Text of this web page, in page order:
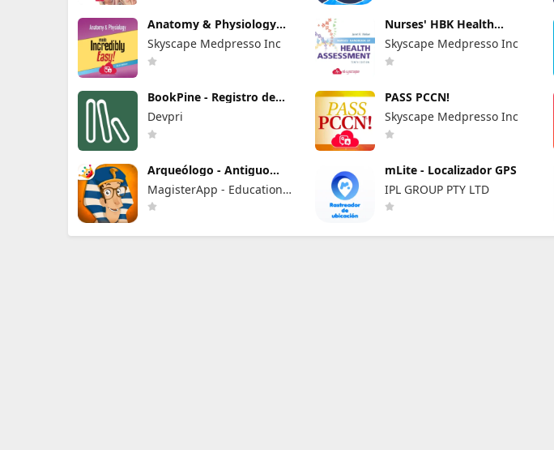
Anatomy & Physiology
MIE NCLEX
Skyscape Medpresso Inc
Nurses' HBK Health
Assessment
Skyscape Medpresso Inc
BookPine - Registro de
lectura
Devpri
PASS PCCN!
Skyscape Medpresso Inc
Arqueólogo - Antiguo
Egipto 2+
MagisterApp - Educational
Games for kids
mLite - Localizador GPS
IPL GROUP PTY LTD